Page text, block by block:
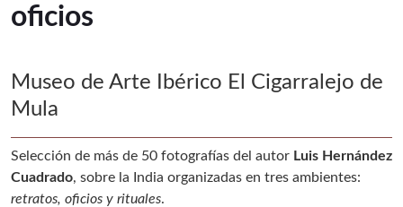
oficios
Museo de Arte Ibérico El Cigarralejo de
Mula
Selección de más de 50 fotografías del autor Luis Hernández
Cuadrado, sobre la India organizadas en tres ambientes:
retratos, oficios y rituales.